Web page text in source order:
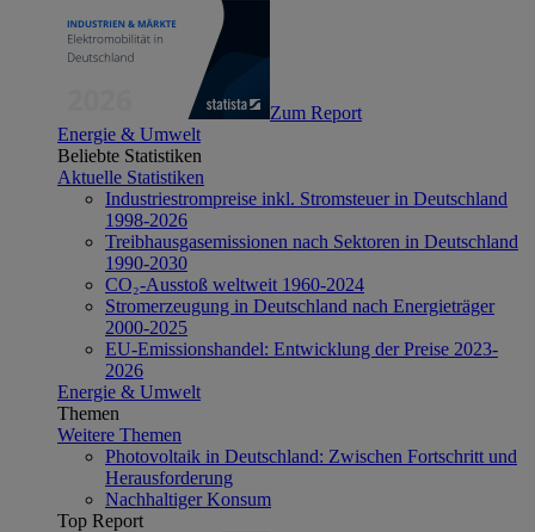
Zum Report
Energie & Umwelt
Beliebte Statistiken
Aktuelle Statistiken
Industriestrompreise inkl. Stromsteuer in Deutschland
1998-2026
Treibhausgasemissionen nach Sektoren in Deutschland
1990-2030
CO₂-Ausstoß weltweit 1960-2024
Stromerzeugung in Deutschland nach Energieträger
2000-2025
EU-Emissionshandel: Entwicklung der Preise 2023-
2026
Energie & Umwelt
Themen
Weitere Themen
Photovoltaik in Deutschland: Zwischen Fortschritt und
Herausforderung
Nachhaltiger Konsum
Top Report